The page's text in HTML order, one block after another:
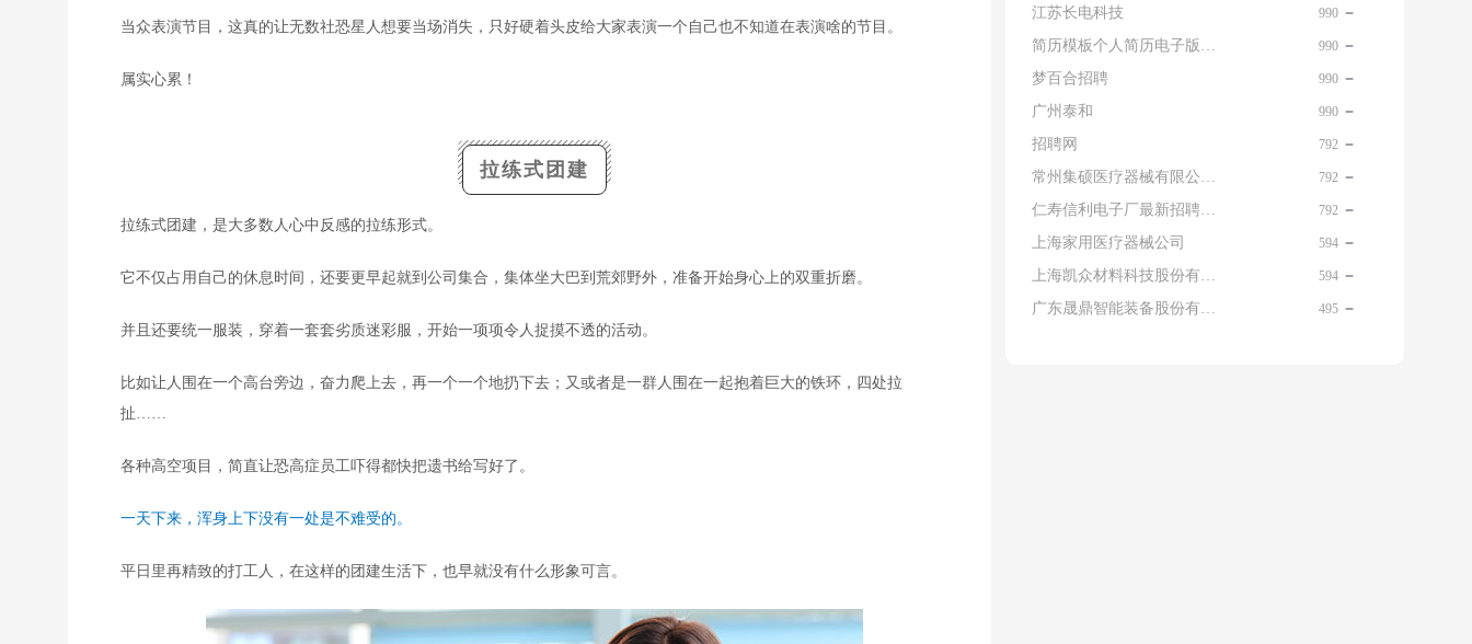
当众表演节目，这真的让无数社恐星人想要当场消失，只好硬着头皮给大家表演一个自己也不知道在表演啥的节目。
属实心累！
拉练式团建
拉练式团建，是大多数人心中反感的拉练形式。
它不仅占用自己的休息时间，还要更早起就到公司集合，集体坐大巴到荒郊野外，准备开始身心上的双重折磨。
并且还要统一服装，穿着一套套劣质迷彩服，开始一项项令人捉摸不透的活动。
比如让人围在一个高台旁边，奋力爬上去，再一个一个地扔下去；又或者是一群人围在一起抱着巨大的铁环，四处拉
扯……
各种高空项目，简直让恐高症员工吓得都快把遗书给写好了。
一天下来，浑身上下没有一处是不难受的。
平日里再精致的打工人，在这样的团建生活下，也早就没有什么形象可言。
江苏长电科技 990
简历模板个人简历电子版免费 990
梦百合招聘 990
广州泰和 990
招聘网 792
常州集硕医疗器械有限公司 名片 792
仁寿信利电子厂最新招聘信息查询 792
上海家用医疗器械公司 594
上海凯众材料科技股份有限公司招聘电话 594
广东晟鼎智能装备股份有限公司 495